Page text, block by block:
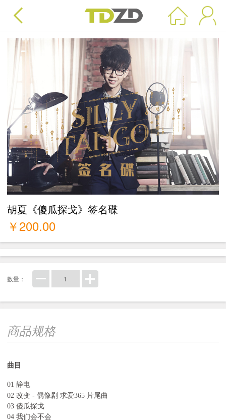
胡夏《傻瓜探戈》签名碟
￥200.00
数量：
商品规格
曲目
01 静电
02 改变 - 偶像剧 求爱365 片尾曲
03 傻瓜探戈
04 我们会不会